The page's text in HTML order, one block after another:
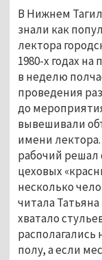
В Нижнем
знали как
лектора
1980-х годах
в неделю
проведения
до
вывешивали
имени
рабочий решал
цеховых
несколько
читала
хватало
располагались
полу, а если